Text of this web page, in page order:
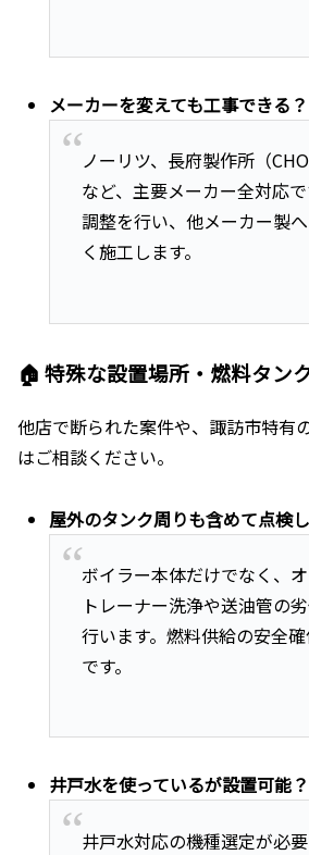
メーカーを変えても工事できる？
ノーリツ、長府製作所（
など、主要メーカー全対応
調整を行い、他メーカー製
く施工します。
🏠 特殊な設置場所・燃料タン
他店で断られた案件や、諏訪市特有
はご相談ください。
屋外のタンク周りも含めて点検
ボイラー本体だけでなく、
トレーナー洗浄や送油管の
行います。燃料供給の安全
です。
井戸水を使っているが設置可能？
井戸水対応の機種選定が必